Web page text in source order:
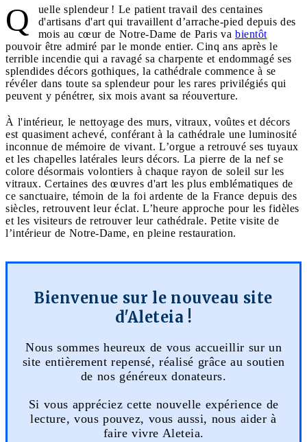
Q
uelle splendeur ! Le patient travail des centaines
d'artisans d'art qui travaillent d’arrache-pied depuis des
mois au cœur de Notre-Dame de Paris va bientôt
pouvoir être admiré par le monde entier. Cinq ans après le
terrible incendie qui a ravagé sa charpente et endommagé ses
splendides décors gothiques, la cathédrale commence à se
révéler dans toute sa splendeur pour les rares privilégiés qui
peuvent y pénétrer, six mois avant sa réouverture.
À l'intérieur, le nettoyage des murs, vitraux, voûtes et décors
est quasiment achevé, conférant à la cathédrale une luminosité
inconnue de mémoire de vivant. L’orgue a retrouvé ses tuyaux
et les chapelles latérales leurs décors. La pierre de la nef se
colore désormais volontiers à chaque rayon de soleil sur les
vitraux. Certaines des œuvres d'art les plus emblématiques de
ce sanctuaire, témoin de la foi ardente de la France depuis des
siècles, retrouvent leur éclat. L’heure approche pour les fidèles
et les visiteurs de retrouver leur cathédrale. Petite visite de
l’intérieur de Notre-Dame, en pleine restauration.
Bienvenue sur le nouveau site
d'Aleteia !
Nous sommes heureux de vous accueillir sur un
site entièrement repensé, réalisé grâce au soutien
de nos généreux donateurs.
Si vous appréciez cette nouvelle expérience de
lecture, vous pouvez, vous aussi, nous aider à
faire vivre Aleteia.